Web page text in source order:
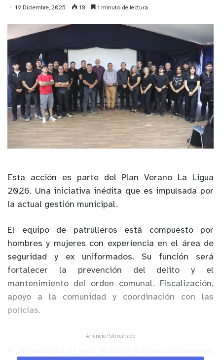
19 Diciembre, 2025 10 1 minuto de lectura
Esta acción es parte del Plan Verano La Ligua
2026. Una iniciativa inédita que es impulsada por
la actual gestión municipal.
El equipo de patrulleros está compuesto por
hombres y mujeres con experiencia en el área de
seguridad y ex uniformados. Su función será
fortalecer la prevención del delito y el
mantenimiento del orden comunal. Fiscalización,
apoyo a la comunidad y coordinación con las
policías.
Anuncio Patrocinado